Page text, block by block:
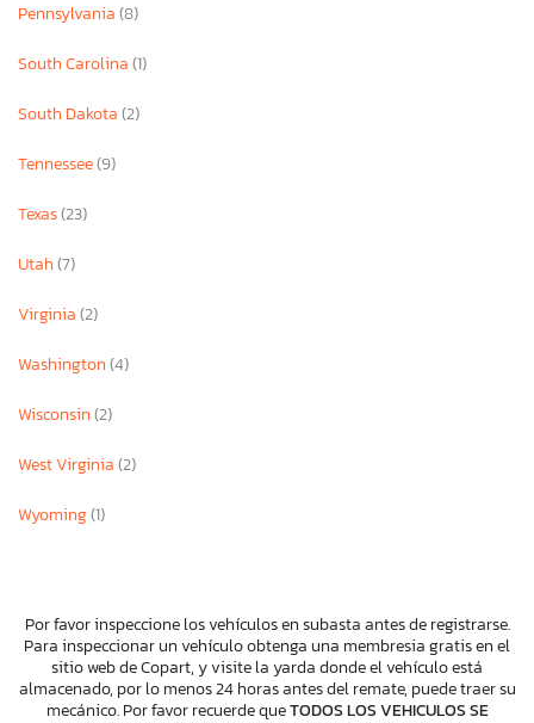
Pennsylvania(8)
South Carolina(1)
South Dakota(2)
Tennessee(9)
Texas(23)
Utah(7)
Virginia(2)
Washington(4)
Wisconsin(2)
West Virginia(2)
Wyoming(1)
Por favor inspeccione los vehículos en subasta antes de registrarse.
Para inspeccionar un vehículo obtenga una membresia gratis en el
sitio web de Copart, y visite la yarda donde el vehículo está
almacenado, por lo menos 24 horas antes del remate, puede traer su
mecánico. Por favor recuerde queTODOS LOS VEHICULOS SE